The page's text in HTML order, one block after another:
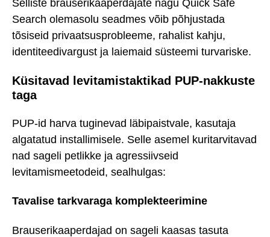
Selliste brauserikaaperdajate nagu Quick Safe
Search olemasolu seadmes võib põhjustada
tõsiseid privaatsusprobleeme, rahalist kahju,
identiteedivargust ja laiemaid süsteemi turvariske.
Küsitavad levitamistaktikad PUP-nakkuste
taga
PUP-id harva tuginevad läbipaistvale, kasutaja
algatatud installimisele. Selle asemel kuritarvitavad
nad sageli petlikke ja agressiivseid
levitamismeetodeid, sealhulgas:
Tavalise tarkvaraga komplekteerimine
Brauserikaaperdajad on sageli kaasas tasuta